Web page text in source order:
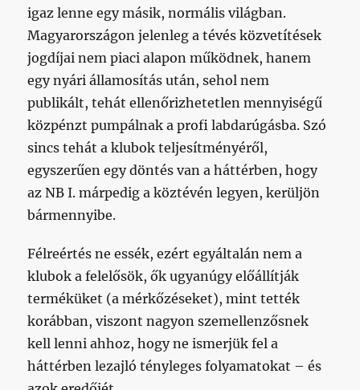
igaz lenne egy másik, normális világban.
Magyarországon jelenleg a tévés közvetítések
jogdíjai nem piaci alapon működnek, hanem
egy nyári államosítás után, sehol nem
publikált, tehát ellenőrizhetetlen mennyiségű
közpénzt pumpálnak a profi labdarúgásba. Szó
sincs tehát a klubok teljesítményéről,
egyszerűen egy döntés van a háttérben, hogy
az NB I. márpedig a köztévén legyen, kerüljön
bármennyibe.
Félreértés ne essék, ezért egyáltalán nem a
klubok a felelősök, ők ugyanúgy előállítják
terméküket (a mérkőzéseket), mint tették
korábban, viszont nagyon szemellenzősnek
kell lenni ahhoz, hogy ne ismerjük fel a
háttérben lezajló tényleges folyamatokat – és